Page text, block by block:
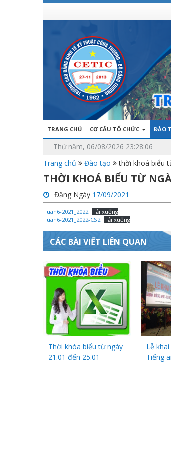
TRANG CHỦ CƠ CẤU TỔ CHỨC ĐÀO
Thứ năm, 06/08/2026 23:28:06
Trang chủ
Đào tạo thời khoá biểu
THỜI KHOÁ BIỂU TỪ
Đăng Ngày 17/09/2021
Tuan6-2021_2022 Tải xuống
Tuan6-2021_2022-CS2 Tải xuống
CÁC BÀI VIẾT LIÊN QUAN
Thời khóa biểu từ ngày
21.01 đến 25.01
Lễ
Tiếng